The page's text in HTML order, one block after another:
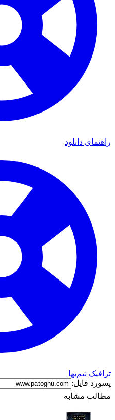
راهنمای دانلود
ترافیک نیم‌بها
پسورد فایل:
مطالب مشابه